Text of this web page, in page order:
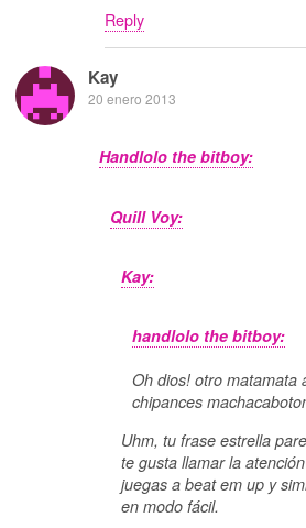
Reply
Kay
20 enero 2013
Handlolo the bitboy:
Quill Voy:
Kay:
handlolo the bitboy:
Oh dios! otro matamata
chipances
Uhm, tu frase estrella
te gusta llamar la
juegas a beat em up y
en modo fácil.